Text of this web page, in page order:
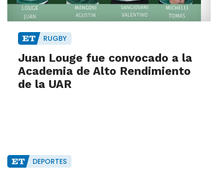
RUGBY
Juan Louge fue convocado a la
Academia de Alto Rendimiento
de la UAR
DEPORTES